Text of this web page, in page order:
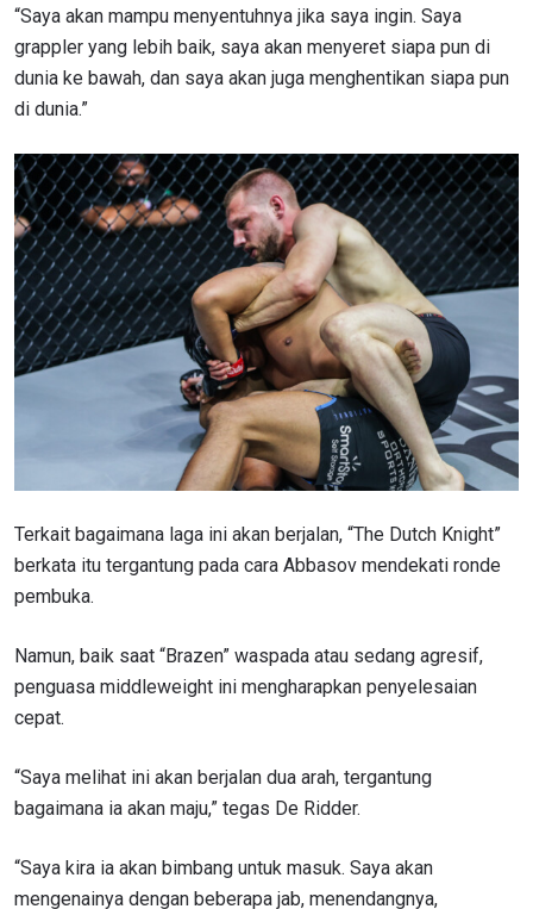
“Saya akan mampu menyentuhnya jika saya ingin. Saya
grappler yang lebih baik, saya akan menyeret siapa pun di
dunia ke bawah, dan saya akan juga menghentikan siapa pun
di dunia.”
Terkait bagaimana laga ini akan berjalan, “The Dutch Knight”
berkata itu tergantung pada cara Abbasov mendekati ronde
pembuka.
Namun, baik saat “Brazen” waspada atau sedang agresif,
penguasa middleweight ini mengharapkan penyelesaian
cepat.
“Saya melihat ini akan berjalan dua arah, tergantung
bagaimana ia akan maju,” tegas De Ridder.
“Saya kira ia akan bimbang untuk masuk. Saya akan
mengenainya dengan beberapa jab, menendangnya,